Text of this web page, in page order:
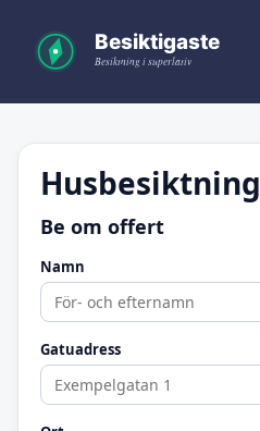
Husbesiktning
Be om offert
Namn
Gatuadress